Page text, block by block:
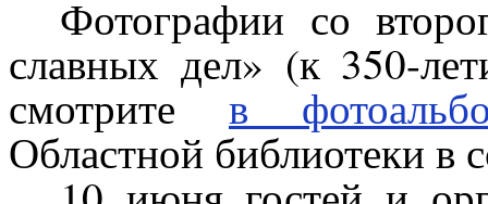
Фотографии со
славных дел» (к 350-
смотрите в
Областной библиотеки в